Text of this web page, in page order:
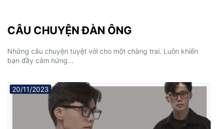
CÂU CHUYỆN ĐÀN ÔNG
Những câu chuyện tuyệt vời cho một chàng trai. Luôn khiến
bạn đầy cảm hứng...
20/11/2023